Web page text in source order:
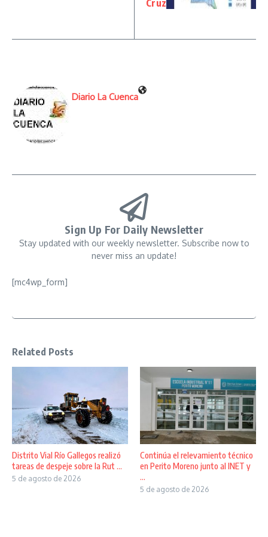
Cruz
Diario La Cuenca
Sign Up For Daily Newsletter
Stay updated with our weekly newsletter. Subscribe now to
never miss an update!
[mc4wp_form]
Related Posts
Distrito Vial Río Gallegos realizó
tareas de despeje sobre la Rut ...
5 de agosto de 2026
Continúa el relevamiento técnico
en Perito Moreno junto al INET y
...
5 de agosto de 2026